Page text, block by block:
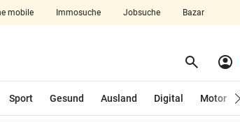
mobile Immosuche Jobsuche Bazar
search Suchen
account_circle
Sport Gesund Ausland Digital Motor